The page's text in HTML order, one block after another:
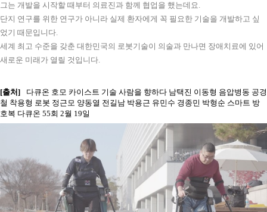
그는 개발을 시작할 때부터 의료진과 함께 협업을 했는데요.
단지 연구를 위한 연구가 아니라 실제 환자에게 꼭 필요한 기술을 개발하고 싶
었기 때문입니다.
세계 최고 수준을 갖춘 대한민국의 로봇기술이 의술과 만나면 장애치료에 있어
새로운 미래가 열릴 것입니다.
[출처]
다큐온 호모 카이스트 기술 사람을 향하다 남택진 이동형 음압병동 공경
철 착용형 로봇 정근모 양동열 전길남 박용근 유민수 경종민 박형순 스마트 방
호복 다큐온 55회 2월 19일